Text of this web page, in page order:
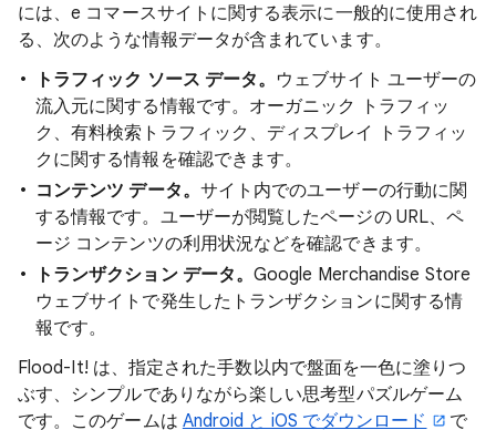
には、e コマースサイトに関する表示に一般的に使用され
る、次のような情報データが含まれています。
トラフィック ソース データ。 ウェブサイト ユーザーの
流入元に関する情報です。オーガニック トラフィッ
ク、有料検索トラフィック、ディスプレイ トラフィッ
クに関する情報を確認できます。
コンテンツ データ。 サイト内でのユーザーの行動に関
する情報です。ユーザーが閲覧したページの URL、ペ
ージ コンテンツの利用状況などを確認できます。
トランザクション データ。Google Merchandise Store
ウェブサイトで発生したトランザクションに関する情
報です。
Flood-It! は、指定された手数以内で盤面を一色に塗りつ
ぶす、シンプルでありながら楽しい思考型パズルゲーム
です。このゲームは Android と iOS でダウンロード で